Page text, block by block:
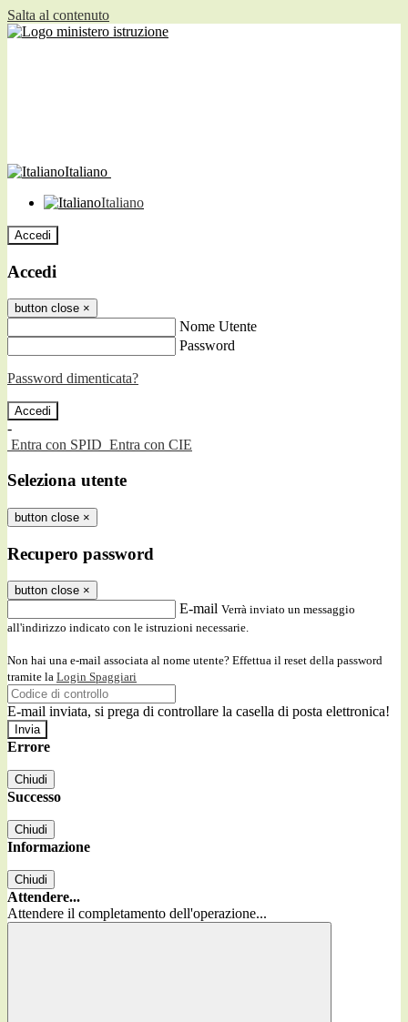
Salta al contenuto
Italiano
Italiano
Accedi
Accedi
button close ×
Nome Utente
Password
Password dimenticata?
-
Entra con SPID Entra con CIE
Seleziona utente
button close ×
Recupero password
button close ×
E-mail Verrà inviato un messaggio
all'indirizzo indicato con le istruzioni necessarie.
Non hai una e-mail associata al nome utente? Effettua il reset della password
tramite la Login Spaggiari
E-mail inviata, si prega di controllare la casella di posta elettronica!
Errore
Chiudi
Successo
Chiudi
Informazione
Chiudi
Attendere...
Attendere il completamento dell'operazione...